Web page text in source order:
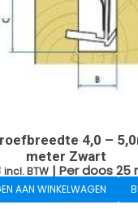
4,0 –
meter Zwart
incl. BTW | Per doos 25
AAN WINKELWAGEN